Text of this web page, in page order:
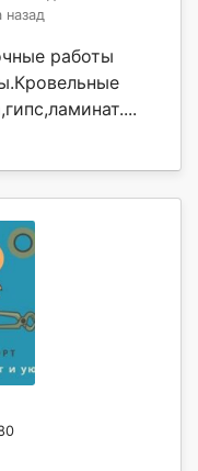
назад
работы